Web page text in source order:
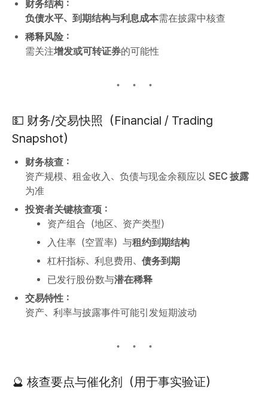
财务结构：
负债水平、到期结构与利息成本需在披露中核查
稀释风险：
需关注增发或可转证券的可能性
💵 财务/交易快照（Financial / Trading
Snapshot）
财务核查：
资产规模、租金收入、负债与现金余额应以 SEC 披露
为准
投资者关键核查项：
资产组合（地区、资产类型）
入住率（空置率）与租约到期结构
杠杆指标、利息费用、 债务到期
已发行股份数与潜在稀释
交易特性：
资产、利率与披露事件可能引发短期波动
🔮 核查要点与催化剂（用于事实验证）